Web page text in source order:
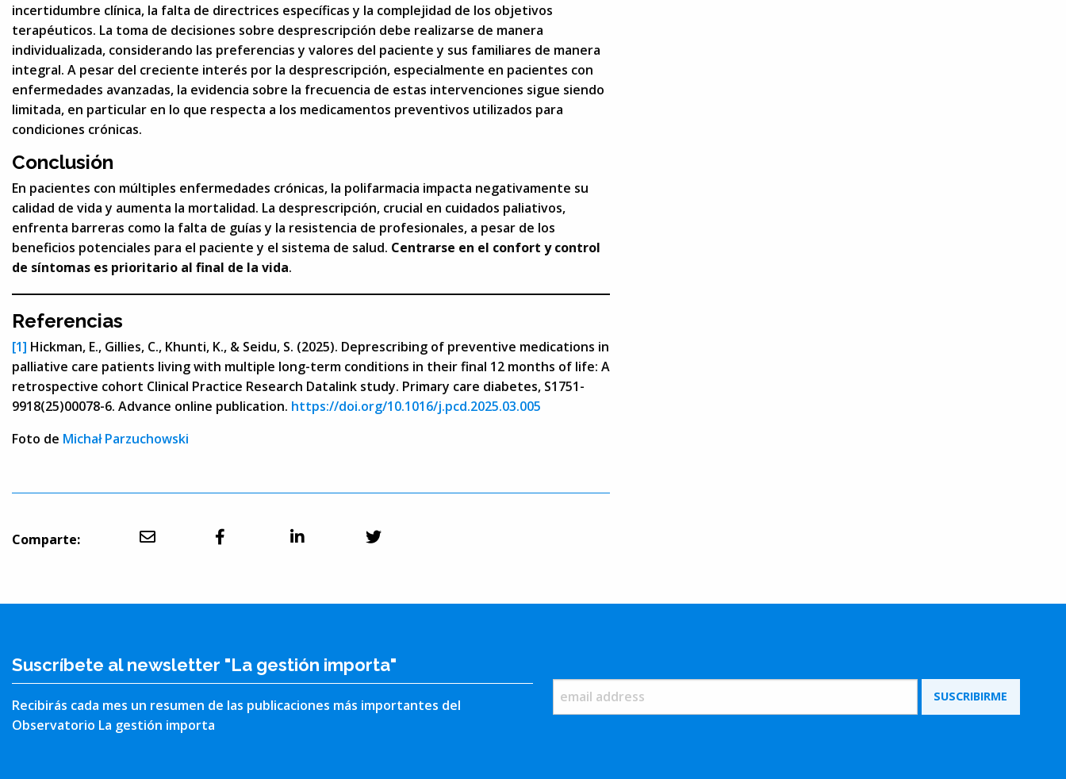
incertidumbre clínica, la falta de directrices específicas y la complejidad de los objetivos
terapéuticos. La toma de decisiones sobre desprescripción debe realizarse de manera
individualizada, considerando las preferencias y valores del paciente y sus familiares de manera
integral. A pesar del creciente interés por la desprescripción, especialmente en pacientes con
enfermedades avanzadas, la evidencia sobre la frecuencia de estas intervenciones sigue siendo
limitada, en particular en lo que respecta a los medicamentos preventivos utilizados para
condiciones crónicas.
Conclusión
En pacientes con múltiples enfermedades crónicas, la polifarmacia impacta negativamente su
calidad de vida y aumenta la mortalidad. La desprescripción, crucial en cuidados paliativos,
enfrenta barreras como la falta de guías y la resistencia de profesionales, a pesar de los
beneficios potenciales para el paciente y el sistema de salud. Centrarse en el confort y control
de síntomas es prioritario al final de la vida.
Referencias
[1] Hickman, E., Gillies, C., Khunti, K., & Seidu, S. (2025). Deprescribing of preventive medications in
palliative care patients living with multiple long-term conditions in their final 12 months of life: A
retrospective cohort Clinical Practice Research Datalink study. Primary care diabetes, S1751-
9918(25)00078-6. Advance online publication. https://doi.org/10.1016/j.pcd.2025.03.005
Foto de Michał Parzuchowski
Comparte:
Suscríbete al newsletter "La gestión importa"
Recibirás cada mes un resumen de las publicaciones más importantes del
Observatorio La gestión importa